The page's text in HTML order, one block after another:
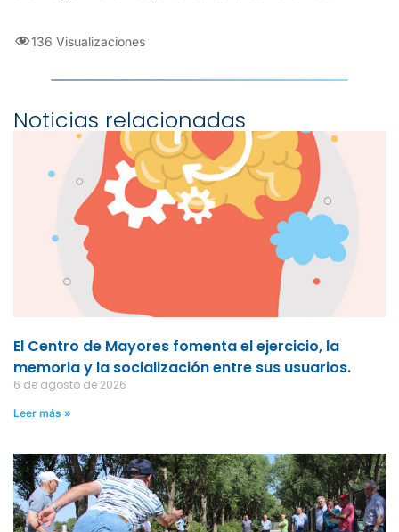
136 Visualizaciones
Noticias relacionadas
El Centro de Mayores fomenta el ejercicio, la
memoria y la socialización entre sus usuarios.
6 de agosto de 2026
Leer más »